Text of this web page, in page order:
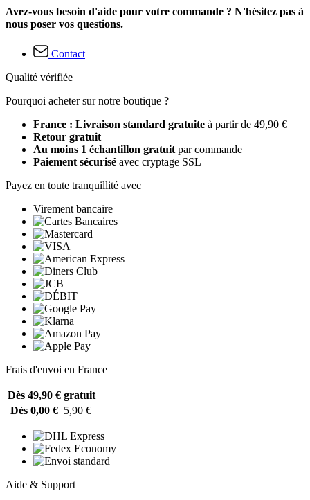
Avez-vous besoin d'aide pour votre commande ? N'hésitez pas à
nous poser vos questions.
Contact
Qualité vérifiée
Pourquoi acheter sur notre boutique ?
France : Livraison standard gratuite à partir de 49,90 €
Retour gratuit
Au moins 1 échantillon gratuit par commande
Paiement sécurisé avec cryptage SSL
Payez en toute tranquillité avec
Virement bancaire
Frais d'envoi en France
Dès 49,90 € gratuit
Dès 0,00 € 5,90 €
Aide & Support